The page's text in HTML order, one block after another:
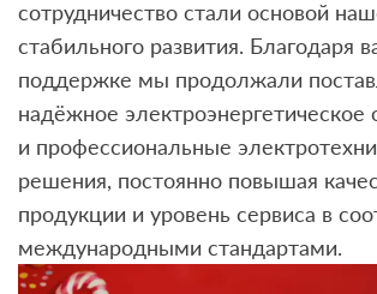
сотрудничество стали основой
стабильного развития. Благодаря
поддержке мы продолжали
надёжное электроэнергетическое
и профессиональные
решения, постоянно повышая
продукции и уровень сервиса в
международными стандартами.